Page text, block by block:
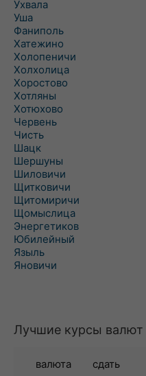
Ухвала
Уша
Фаниполь
Хатежино
Холопеничи
Холхолица
Хоростово
Хотляны
Хотюхово
Червень
Чисть
Шацк
Шершуны
Шиловичи
Щитковичи
Щитомиричи
Щомыслица
Энергетиков
Юбилейный
Языль
Яновичи
Лучшие курсы валют
валюта сдать